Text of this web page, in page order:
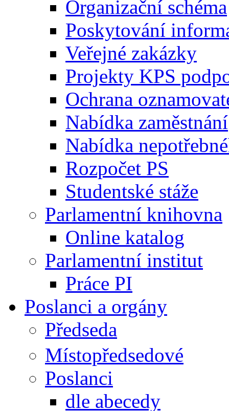
Organizační schéma
Poskytování
Veřejné zakázky
Projekty KPS
Ochrana
Nabídka zaměstnání
Nabídka
Rozpočet PS
Studentské stáže
Parlamentní knihovna
Online katalog
Parlamentní institut
Práce PI
Poslanci a orgány
Předseda
Místopředsedové
Poslanci
dle abecedy